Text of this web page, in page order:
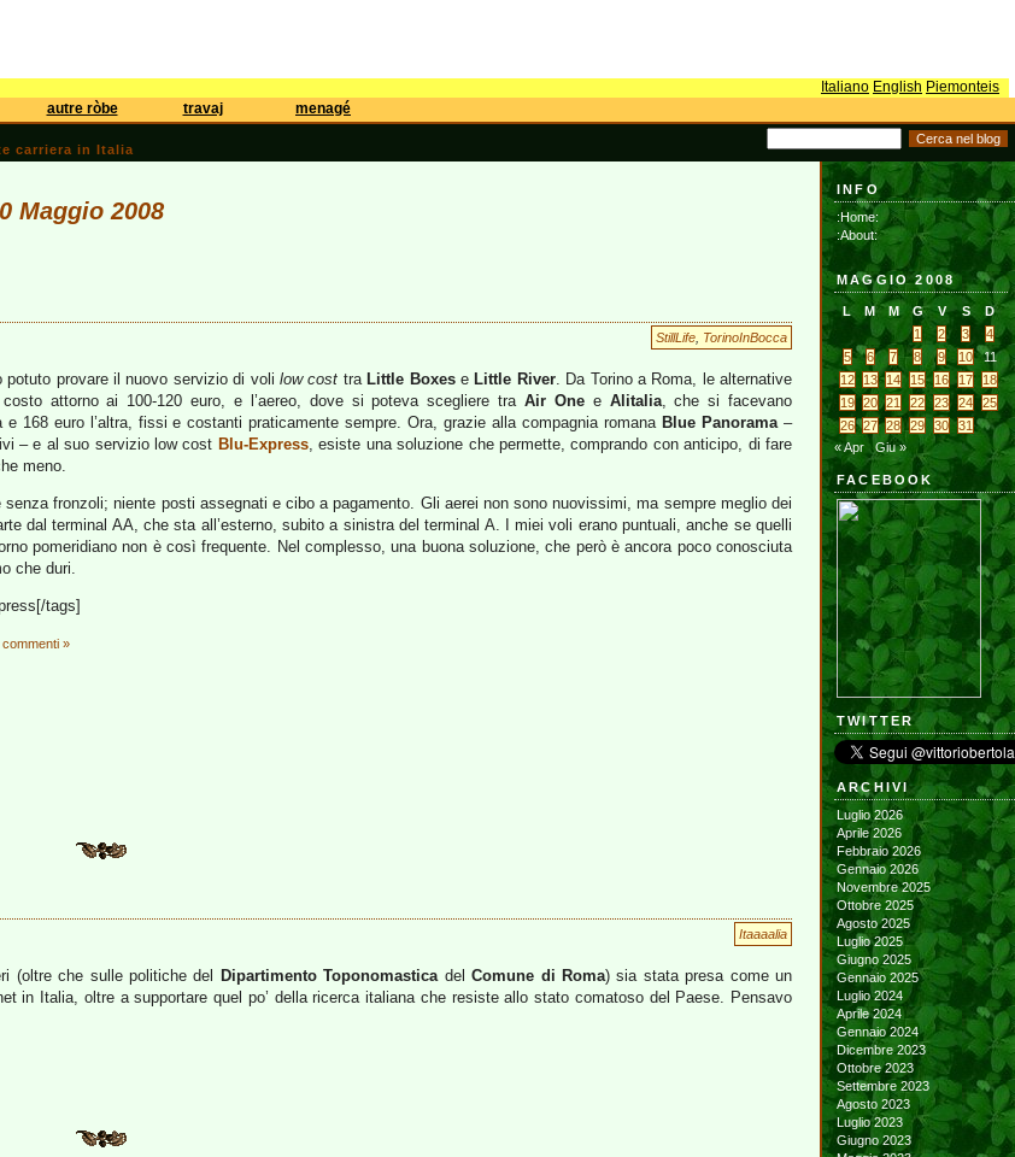
Italiano English Piemonteis
autre ròbe travaj menagé
carriera in Italia
Maggio 2008
StillLife TorinoInBocca
potuto provare il nuovo servizio di voli low cost tra Little Boxese Little River. Da Torino a Roma, le alternative
attorno ai 100-120 euro, e l’aereo, dove si poteva scegliere tra Air Onee Alitalia, che si facevano
e 168 euro l’altra, fissi e costanti praticamente sempre. Ora, grazie alla compagnia romana Blue Panorama–
– e al suo servizio low cost Blu-Express, esiste una soluzione che permette, comprando con anticipo, di fare
meno.
fronzoli; niente posti assegnati e cibo a pagamento. Gli aerei non sono nuovissimi, ma sempre meglio dei
dal terminal AA, che sta all’esterno, subito a sinistra del terminal A. I miei voli erano puntuali, anche se quelli
pomeridiano non è così frequente. Nel complesso, una buona soluzione, che però è ancora poco conosciuta
che duri.
tags]
commenti »
Itaaaalia
(oltre che sulle politiche del Dipartimento ToponomasticadelComune di Roma) sia stata presa come un
in Italia, oltre a supportare quel po’ della ricerca italiana che resiste allo stato comatoso del Paese. Pensavo
INFO
:Home:
:About:
MAGGIO 2008
L M M G V S
D
1
2 3
4
5
6 7 8 9 10
11
12
13 14 15 16 17
18
19
20 21 22 23 24
25
26
27 28 29 30
31
« Apr
Giu »
FACEBOOK
TWITTER
ARCHIVI
Luglio 2026
Aprile 2026
Febbraio 2026
Gennaio 2026
Novembre 2025
Ottobre 2025
Agosto 2025
Luglio 2025
Giugno 2025
Gennaio 2025
Luglio 2024
Aprile 2024
Gennaio 2024
Dicembre 2023
Ottobre 2023
Settembre 2023
Agosto 2023
Luglio 2023
Giugno 2023